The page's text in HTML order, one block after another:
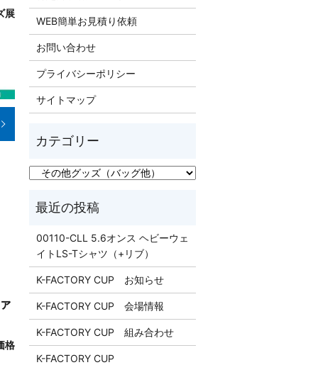
展
格
WEB簡単お見積り依頼
お問い合わせ
プライバシーポリシー
サイトマップ
00110-CLL 5.6オンス ヘビーウェ
イトLS-Tシャツ（+リブ）
K-FACTORY CUP お知らせ
K-FACTORY CUP 会場情報
K-FACTORY CUP 組み合わせ
K-FACTORY CUP